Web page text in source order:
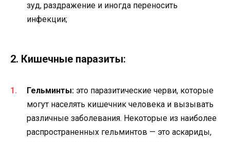
зуд, раздражение и иногда переносить
инфекции;
2. Кишечные паразиты:
Гельминты: это паразитические черви, которые
могут населять кишечник человека и вызывать
различные заболевания. Некоторые из наиболее
распространенных гельминтов — это аскариды,